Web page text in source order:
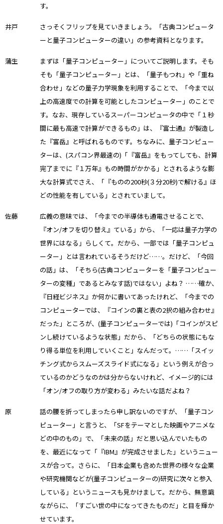
す。
井戸
さっそくフリップを見ていきましょう。「古典コンピュータ
ーと量子コンピューターの違い」の参考資料となります。
蒲生
まずは「量子コンピューター」についてご説明します。そも
そも「量子コンピューター」とは、「量子もつれ」や「重ね
合わせ」などの量子力学現象を利用することで、「今まで以
上の高速度での計算を可能としたコンピューター」のことで
す。なお、現存しているスーパーコンピュータの中で「１秒
間に最も高速で計算ができるもの」は、『富士通』が製造し
た『富岳』と呼ばれるものです。ちなみに、量子コンピュー
ターは、(スパコン界最速の)「『富岳』をもってしても、計算
完了までに『１万年』もの時間がかかる」とされるような膨
大な計算式でさえ、「『ものの200秒(３分20秒)で解ける』ほ
どの性能を有している」とされていまして。
佐藤
広義の意味では、「今までの半導体も通電させることで、
『オン/オフを切り替え』ている」から、「一応は量子力学の
世界にはなる」らしくて。だから、一部では「量子コンピュ
ーター」とは言われているそうだけど……。だけど、「今回
の話」は、「そちら(古典コンピューターを「量子コンピュー
ターの変種」であるとみなす話)ではない」よね？ ……確か、
『日経ビジネス』か何かに書いてあったけれど、「今までの
コンピューターでは、『コインの裏と表の2択の組み合わせ』
だった」ところが、(量子コンピューターでは)「コインがスピ
ンし続けているような状態」だから、「どちらの状態にもな
り得る単位を利用していくこと」なんだって。……「スイッ
チング式からスムーズスライド式になる」という例えが合っ
ているのかどうなのかは分からないけれど、イメージ的には
「オン/オフの取り方が変わる」みたいな話だよね？
原
話の腰を折ってしまったら申し訳ないのですが、「量子コン
ピューター」と言うと、「SFをテーマとした映画やアニメな
どの中のもの」で、「未来の話」だと思い込んでいたもの
を、最近になって「『IBM』が完成させました」というニュー
スが合って。さらに、「日本企業も含めた世界の様々な企業
や研究機関などが(量子コンピューターの)研究に次々と参入
している」というニュースも見かけまして。だから、無意識
ながらに、「すごい世の中になってきたものだ」と目を輝か
せています。